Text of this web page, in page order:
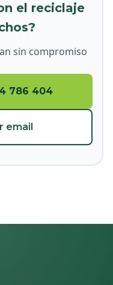
el reciclaje
sin compromiso
786 404
email